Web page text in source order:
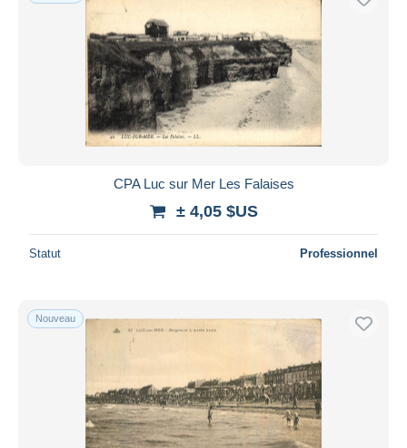
CPA Luc sur Mer Les Falaises
± 4,05 $US
Statut Professionnel
Nouveau